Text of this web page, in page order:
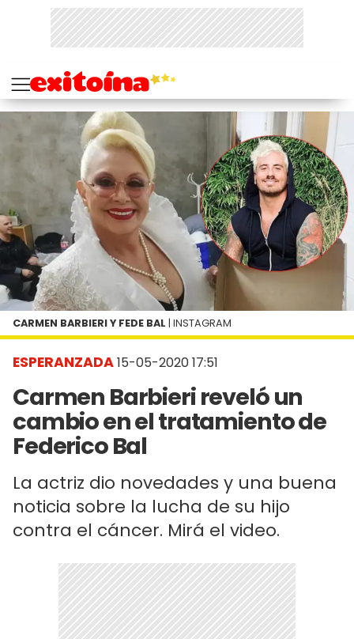
ESPERANZADA15-05-2020 17:51
Carmen Barbieri reveló un
cambio en el tratamiento de
Federico Bal
La actriz dio novedades y una buena
noticia sobre la lucha de su hijo
contra el cáncer. Mirá el video.
CARMEN BARBIERI Y FEDE BAL | INSTAGRAM